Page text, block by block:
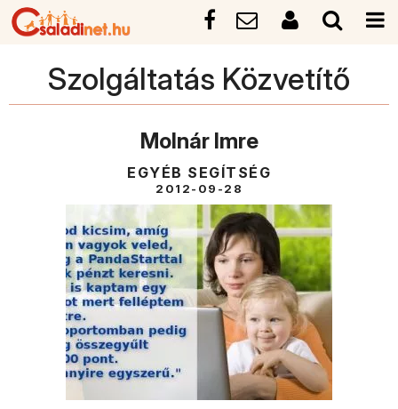
Szolgáltatás Közvetítő
Molnár Imre
EGYÉB SEGÍTSÉG
2012-09-28